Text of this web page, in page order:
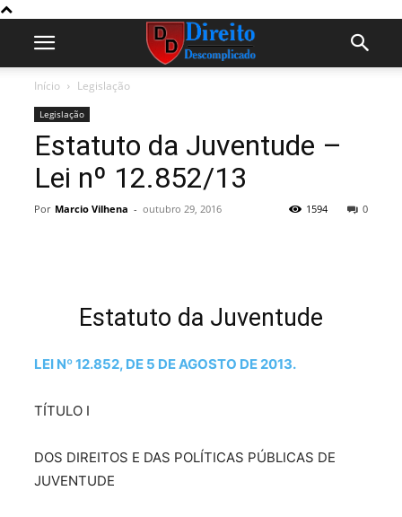
Início Legislação
Legislação
Estatuto da Juventude –
Lei nº 12.852/13
Por Marcio Vilhena - outubro 29, 2016 0
1594
Estatuto da Juventude
LEI Nº 12.852, DE 5 DE AGOSTO DE 2013.
TÍTULO I
DOS DIREITOS E DAS POLÍTICAS PÚBLICAS DE
JUVENTUDE